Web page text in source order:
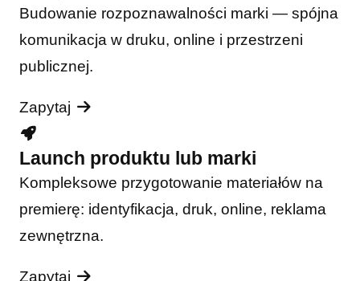
Budowanie rozpoznawalności marki — spójna
komunikacja w druku, online i przestrzeni
publicznej.
Zapytaj
Launch produktu lub marki
Kompleksowe przygotowanie materiałów na
premierę: identyfikacja, druk, online, reklama
zewnętrzna.
Zapytaj